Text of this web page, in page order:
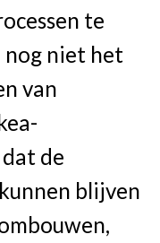
te
nog niet het
van
de
blijven